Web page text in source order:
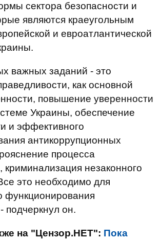
сектора безопасности и
являются краеугольным
и евроатлантической
важных заданий - это
как основной
повышение уверенности
Украины, обеспечение
и эффективного
антикоррупционных
процесса
криминализация незаконного
это необходимо для
функционирования
подчеркнул он.
на "Цензор.НЕТ": Пока